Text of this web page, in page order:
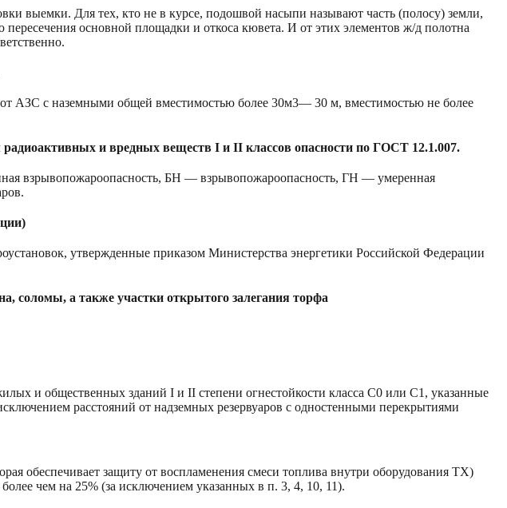
выемки. Для тех, кто не в курсе, подошвой насыпи называют часть (полосу) земли,
основной площадки и откоса кювета. И от этих элементов ж/д полотна
АЗС с наземными общей вместимостью более 30м3— 30 м, вместимостью не более
и вредных веществ I и II классов опасности по ГОСТ 12.1.007.
взрывопожароопасность, БН — взрывопожароопасность, ГН — умеренная
утвержденные приказом Министерства энергетики Российской Федерации
соломы, а также участки открытого залегания торфа
и общественных зданий I и II степени огнестойкости класса С0 или С1, указанные
расстояний от надземных резервуаров с одностенными перекрытиями
обеспечивает защиту от воспламенения смеси топлива внутри оборудования ТХ)
чем на 25% (за исключением указанных в п. 3, 4, 10, 11).